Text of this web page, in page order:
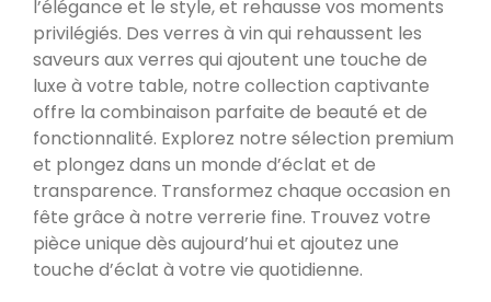
l’élégance et le style, et rehausse vos moments
privilégiés. Des verres à vin qui rehaussent les
saveurs aux verres qui ajoutent une touche de
luxe à votre table, notre collection captivante
offre la combinaison parfaite de beauté et de
fonctionnalité. Explorez notre sélection premium
et plongez dans un monde d’éclat et de
transparence. Transformez chaque occasion en
fête grâce à notre verrerie fine. Trouvez votre
pièce unique dès aujourd’hui et ajoutez une
touche d’éclat à votre vie quotidienne.